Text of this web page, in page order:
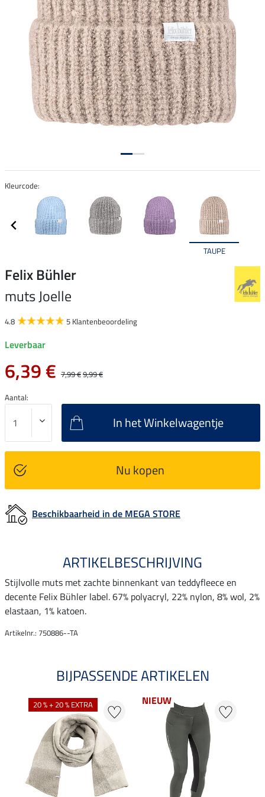
Kleurcode:
TAUPE
Felix Bühler
muts Joelle
4.8 5 Klantenbeoordeling
Leverbaar
6,39 € 7,99 €9,99 €
Aantal:
In het Winkelwagentje
Nu kopen
Beschikbaarheid in de MEGA STORE
ARTIKELBESCHRIJVING
Stijlvolle muts met zachte binnenkant van teddyfleece en
decente Felix Bühler label. 67% polyacryl, 22% nylon, 8% wol, 2%
elastaan, 1% katoen.
Artikelnr.: 750886--TA
BIJPASSENDE ARTIKELEN
20 % + 20 % EXTRA NIEUW